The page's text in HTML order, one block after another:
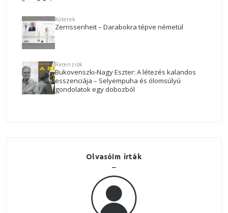
Kötetek
Zerrissenheit – Darabokra tépve németül
Recenziók
Bukovenszki-Nagy Eszter: A létezés kalandos
esszenciája – Selyempuha és ólomsúlyú
gondolatok egy dobozból
Olvasóim írták